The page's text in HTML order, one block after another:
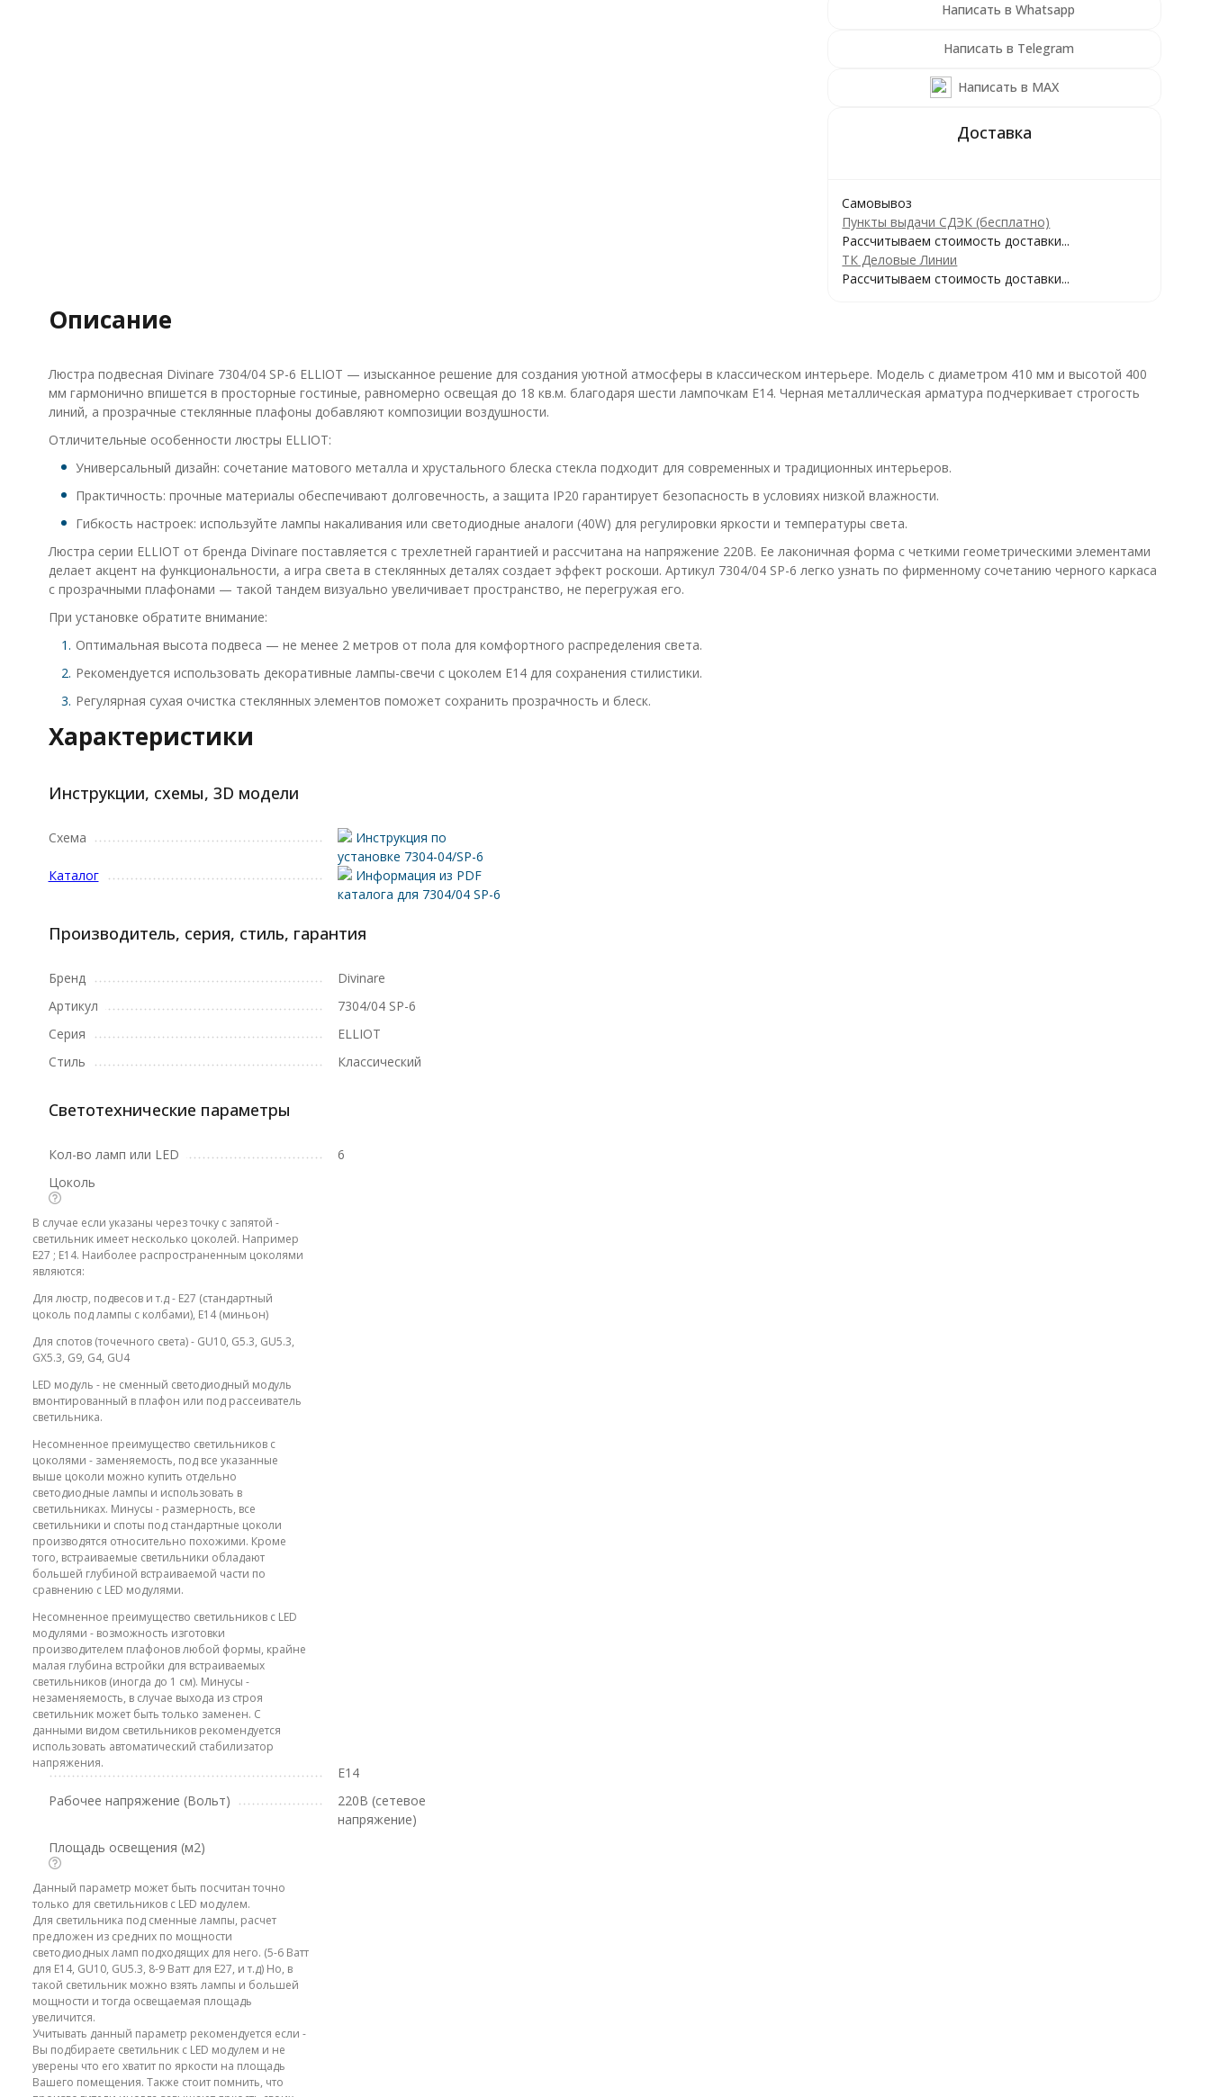
Написать в Whatsapp
Написать в Telegram
Написать в MAX
Самовывоз
Пункты выдачи СДЭК (бесплатно)
Рассчитываем стоимость доставки...
ТК Деловые Линии
Рассчитываем стоимость доставки...
Описание
Люстра подвесная Divinare 7304/04 SP-6 ELLIOT — изысканное решение для создания уютной атмосферы в классическом интерьере. Модель с диаметром 410 мм и высотой 400
мм гармонично впишется в просторные гостиные, равномерно освещая до 18 кв.м. благодаря шести лампочкам E14. Черная металлическая арматура подчеркивает строгость
линий, а прозрачные стеклянные плафоны добавляют композиции воздушности.
Отличительные особенности люстры ELLIOT:
Универсальный дизайн: сочетание матового металла и хрустального блеска стекла подходит для современных и традиционных интерьеров.
Практичность: прочные материалы обеспечивают долговечность, а защита IP20 гарантирует безопасность в условиях низкой влажности.
Гибкость настроек: используйте лампы накаливания или светодиодные аналоги (40W) для регулировки яркости и температуры света.
Люстра серии ELLIOT от бренда Divinare поставляется с трехлетней гарантией и рассчитана на напряжение 220В. Ее лаконичная форма с четкими геометрическими элементами
делает акцент на функциональности, а игра света в стеклянных деталях создает эффект роскоши. Артикул 7304/04 SP-6 легко узнать по фирменному сочетанию черного каркаса
с прозрачными плафонами — такой тандем визуально увеличивает пространство, не перегружая его.
При установке обратите внимание:
Оптимальная высота подвеса — не менее 2 метров от пола для комфортного распределения света.
Рекомендуется использовать декоративные лампы-свечи с цоколем E14 для сохранения стилистики.
Регулярная сухая очистка стеклянных элементов поможет сохранить прозрачность и блеск.
Характеристики
Инструкции, схемы, 3D модели
Схема
Инструкция по
установке 7304-04/SP-6
Каталог
Информация из PDF
каталога для 7304/04 SP-6
Производитель, серия, стиль, гарантия
Бренд
Divinare
Артикул
7304/04 SP-6
Серия
ELLIOT
Стиль
Классический
Светотехнические параметры
Кол-во ламп или LED
6
Цоколь
В случае если указаны через точку с запятой -
светильник имеет несколько цоколей. Например
E27 ; E14. Наиболее распространенным цоколями
являются:
Для люстр, подвесов и т.д - E27 (стандартный
цоколь под лампы с колбами), E14 (миньон)
Для спотов (точечного света) - GU10, G5.3, GU5.3,
GX5.3, G9, G4, GU4
LED модуль - не сменный светодиодный модуль
вмонтированный в плафон или под рассеиватель
светильника.
Несомненное преимущество светильников с
цоколями - заменяемость, под все указанные
выше цоколи можно купить отдельно
светодиодные лампы и использовать в
светильниках. Минусы - размерность, все
светильники и споты под стандартные цоколи
производятся относительно похожими. Кроме
того, встраиваемые светильники обладают
большей глубиной встраиваемой части по
сравнению с LED модулями.
Несомненное преимущество светильников с LED
модулями - возможность изготовки
производителем плафонов любой формы, крайне
малая глубина встройки для встраиваемых
светильников (иногда до 1 см). Минусы -
незаменяемость, в случае выхода из строя
светильник может быть только заменен. С
данными видом светильников рекомендуется
использовать автоматический стабилизатор
напряжения.
E14
Рабочее напряжение (Вольт)
220В (сетевое
напряжение)
Площадь освещения (м2)
Данный параметр может быть посчитан точно
только для светильников с LED модулем.
Для светильника под сменные лампы, расчет
предложен из средних по мощности
светодиодных ламп подходящих для него. (5-6 Ватт
для E14, GU10, GU5.3, 8-9 Ватт для E27, и т.д) Но, в
такой светильник можно взять лампы и большей
мощности и тогда освещаемая площадь
увеличится.
Учитывать данный параметр рекомендуется если -
Вы подбираете светильник с LED модулем и не
уверены что его хватит по яркости на площадь
Вашего помещения. Также стоит помнить, что